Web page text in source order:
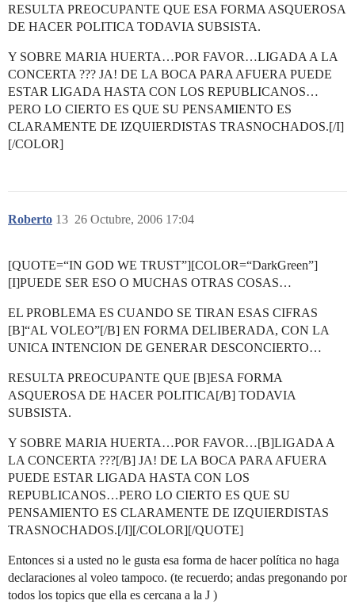
RESULTA PREOCUPANTE QUE ESA FORMA ASQUEROSA
DE HACER POLITICA TODAVIA SUBSISTA.
Y SOBRE MARIA HUERTA…POR FAVOR…LIGADA A LA
CONCERTA ??? JA! DE LA BOCA PARA AFUERA PUEDE
ESTAR LIGADA HASTA CON LOS REPUBLICANOS…
PERO LO CIERTO ES QUE SU PENSAMIENTO ES
CLARAMENTE DE IZQUIERDISTAS TRASNOCHADOS.[/I]
[/COLOR]
Roberto 26 Octubre, 2006 17:04
13
[QUOTE=“IN GOD WE TRUST”][COLOR=“DarkGreen”]
[I]PUEDE SER ESO O MUCHAS OTRAS COSAS…
EL PROBLEMA ES CUANDO SE TIRAN ESAS CIFRAS
[B]“AL VOLEO”[/B] EN FORMA DELIBERADA, CON LA
UNICA INTENCION DE GENERAR DESCONCIERTO…
RESULTA PREOCUPANTE QUE [B]ESA FORMA
ASQUEROSA DE HACER POLITICA[/B] TODAVIA
SUBSISTA.
Y SOBRE MARIA HUERTA…POR FAVOR…[B]LIGADA A
LA CONCERTA ???[/B] JA! DE LA BOCA PARA AFUERA
PUEDE ESTAR LIGADA HASTA CON LOS
REPUBLICANOS…PERO LO CIERTO ES QUE SU
PENSAMIENTO ES CLARAMENTE DE IZQUIERDISTAS
TRASNOCHADOS.[/I][/COLOR][/QUOTE]
Entonces si a usted no le gusta esa forma de hacer política no haga
declaraciones al voleo tampoco. (te recuerdo; andas pregonando por
todos los topics que ella es cercana a la J )